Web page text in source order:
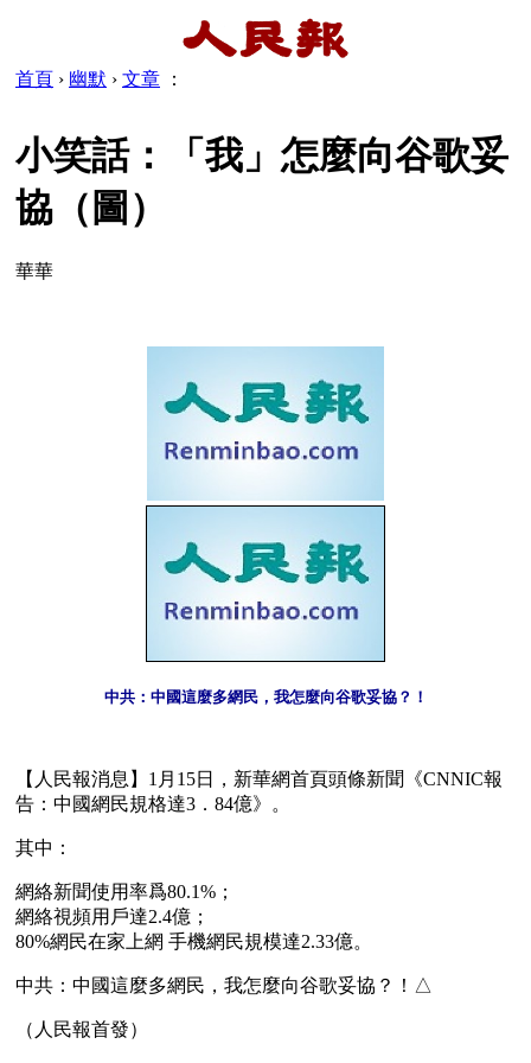
首頁 › 幽默 › 文章 ：
小笑話：「我」怎麼向谷歌妥
協（圖）
華華
中共：中國這麼多網民，我怎麼向谷歌妥協？！
【人民報消息】1月15日，新華網首頁頭條新聞《CNNIC報
告：中國網民規格達3．84億》。
其中：
網絡新聞使用率爲80.1%；
網絡視頻用戶達2.4億；
80%網民在家上網 手機網民規模達2.33億。
中共：中國這麼多網民，我怎麼向谷歌妥協？！△